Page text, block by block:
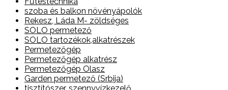
szoba és balkon növényápolók
Rekesz, Láda M- zöldséges
SOLO permetező
SOLO tartozékok,alkatrészek
Permetezőgép
Permetezőgép alkatrész
Permetezőgép Olasz
Garden permetező (Srbija)